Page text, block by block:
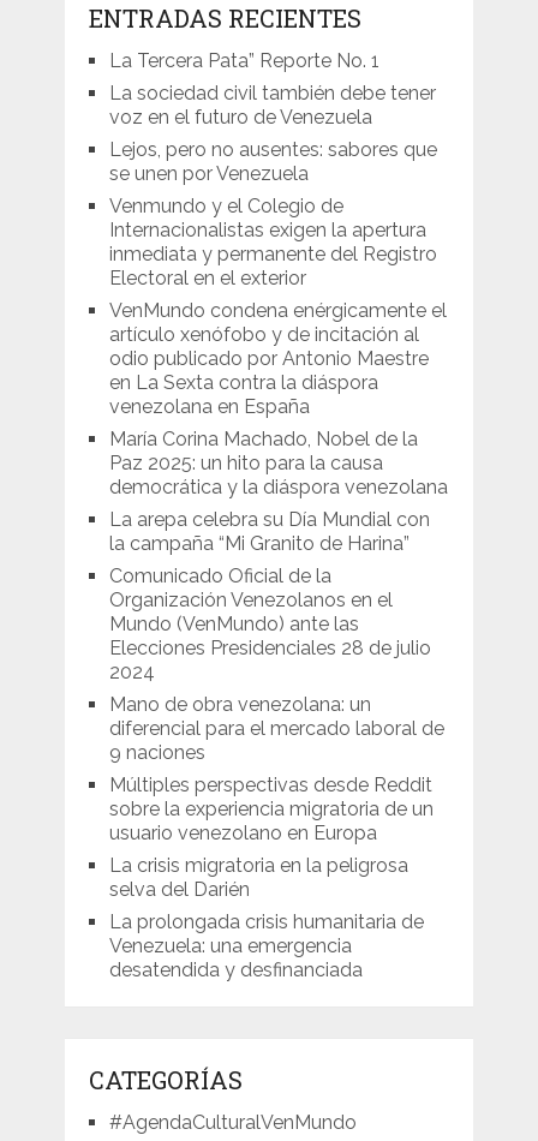
ENTRADAS RECIENTES
La Tercera Pata” Reporte No. 1
La sociedad civil también debe tener
voz en el futuro de Venezuela
Lejos, pero no ausentes: sabores que
se unen por Venezuela
Venmundo y el Colegio de
Internacionalistas exigen la apertura
inmediata y permanente del Registro
Electoral en el exterior
VenMundo condena enérgicamente el
artículo xenófobo y de incitación al
odio publicado por Antonio Maestre
en La Sexta contra la diáspora
venezolana en España
María Corina Machado, Nobel de la
Paz 2025: un hito para la causa
democrática y la diáspora venezolana
La arepa celebra su Día Mundial con
la campaña “Mi Granito de Harina”
Comunicado Oficial de la
Organización Venezolanos en el
Mundo (VenMundo) ante las
Elecciones Presidenciales 28 de julio
2024
Mano de obra venezolana: un
diferencial para el mercado laboral de
9 naciones
Múltiples perspectivas desde Reddit
sobre la experiencia migratoria de un
usuario venezolano en Europa
La crisis migratoria en la peligrosa
selva del Darién
La prolongada crisis humanitaria de
Venezuela: una emergencia
desatendida y desfinanciada
CATEGORÍAS
#AgendaCulturalVenMundo